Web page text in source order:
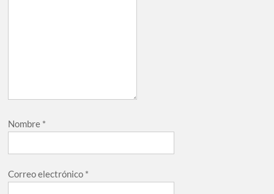
Nombre *
Correo electrónico *